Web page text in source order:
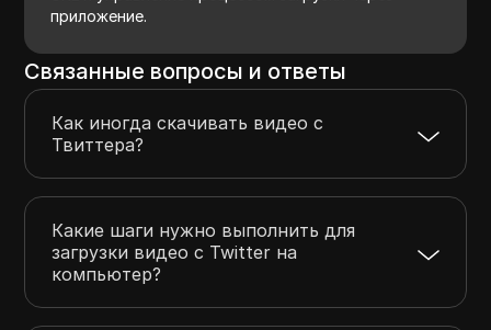
приложение.
Связанные вопросы и ответы
Как иногда скачивать видео с
Твиттера?
Какие шаги нужно выполнить для
загрузки видео с Twitter на
компьютер?